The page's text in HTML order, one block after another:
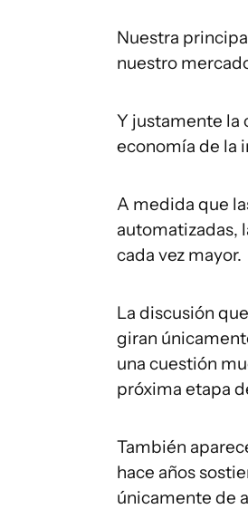
Nuestra
nuestro
Y justamente la
economía de la
A medida que
automatizadas,
cada vez mayor.
La discusión
giran
una cuestión
próxima etapa
También
hace años
únicamente de